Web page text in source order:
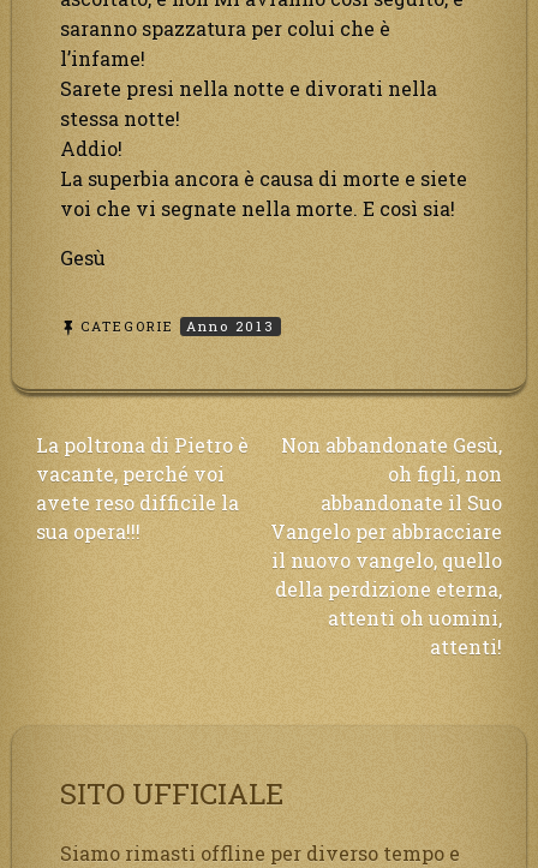
saranno spazzatura per colui che è
l’infame!
Sarete presi nella notte e divorati nella
stessa notte!
Addio!
La superbia ancora è causa di morte e siete
voi che vi segnate nella morte. E così sia!
Gesù
CATEGORIE Anno 2013
Navigazione
articoli
La poltrona di Pietro è
vacante, perché voi
avete reso difficile la
sua opera!!!
Non abbandonate Gesù,
oh figli, non
abbandonate il Suo
Vangelo per abbracciare
il nuovo vangelo, quello
della perdizione eterna,
attenti oh uomini,
attenti!
SITO UFFICIALE
Siamo rimasti offline per diverso tempo e